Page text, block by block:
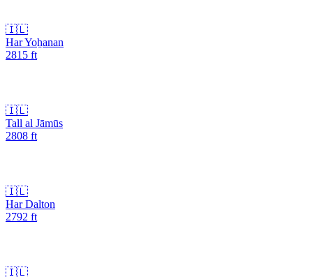
🇮🇱
Har Yoẖanan
2815 ft
🇮🇱
Tall al Jāmūs
2808 ft
🇮🇱
Har Dalton
2792 ft
🇮🇱